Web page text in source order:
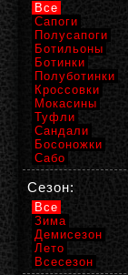
Все
Сапоги
Полусапоги
Ботильоны
Ботинки
Полуботинки
Кроссовки
Мокасины
Туфли
Сандали
Босоножки
Сабо
Сезон:
Все
Зима
Демисезон
Лето
Всесезон